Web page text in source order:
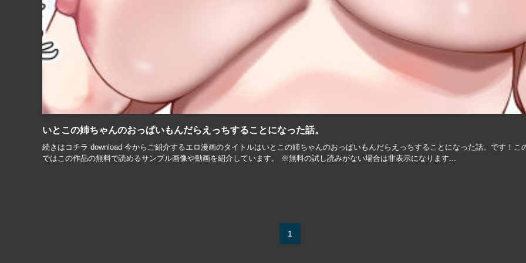
いとこの姉ちゃんのおっぱいもんだらえっちすることになった話。
続きはコチラ download 今からご紹介するエロ漫画のタイトルはいとこの姉ちゃんのおっぱいもんだらえっちすることになった話。です！こ
ではこの作品の無料で読めるサンプル画像や動画を紹介しています。 ※無料の試し読みがない場合は非表示になります...
1